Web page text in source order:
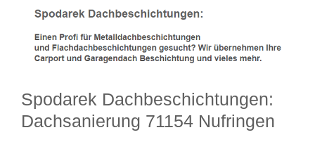
Spodarek Dachbeschichtungen:
Dachsanierung 71154 Nufringen